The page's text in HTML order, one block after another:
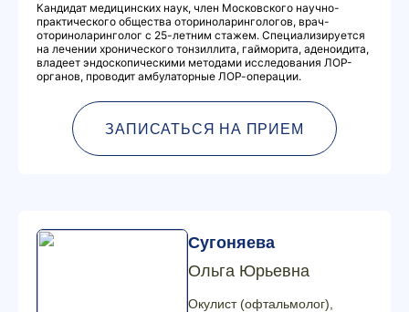
Кандидат медицинских наук, член Московского научно-
практического общества оториноларингологов, врач-
оториноларинголог с 25-летним стажем. Специализируется
на лечении хронического тонзиллита, гайморита, аденоидита,
владеет эндоскопическими методами исследования ЛОР-
органов, проводит амбулаторные ЛОР-операции.
ЗАПИСАТЬСЯ НА ПРИЕМ
Сугоняева
Ольга Юрьевна
Окулист (офтальмолог),